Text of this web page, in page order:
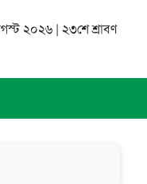
২০২৬ | ২৩শে শ্রাবণ